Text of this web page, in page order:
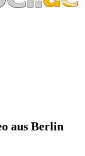
aus Berlin